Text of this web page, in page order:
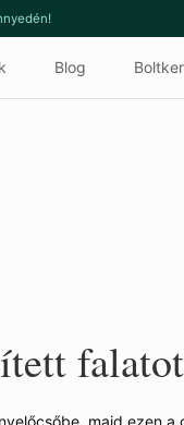
Blog
majd ezen a